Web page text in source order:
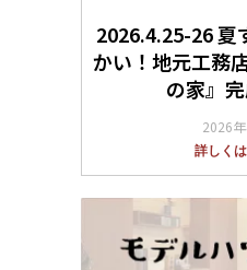
2026.4.25-26 夏
かい！地元工務
の家』
2026
詳しく